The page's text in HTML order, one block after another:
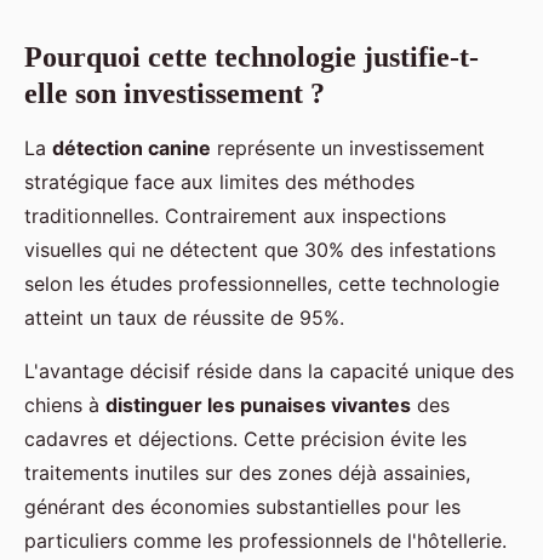
Pourquoi cette technologie justifie-t-
elle son investissement ?
La détection canine représente un investissement
stratégique face aux limites des méthodes
traditionnelles. Contrairement aux inspections
visuelles qui ne détectent que 30% des infestations
selon les études professionnelles, cette technologie
atteint un taux de réussite de 95%.
L'avantage décisif réside dans la capacité unique des
chiens à distinguer les punaises vivantes des
cadavres et déjections. Cette précision évite les
traitements inutiles sur des zones déjà assainies,
générant des économies substantielles pour les
particuliers comme les professionnels de l'hôtellerie.